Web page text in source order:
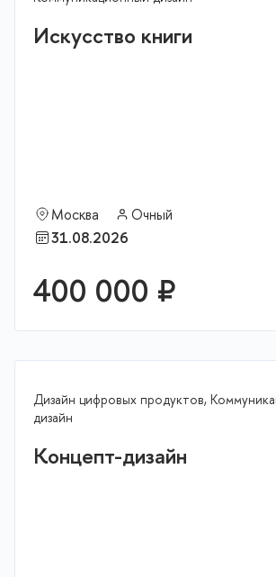
Искусство книги
Москва
Очный
31.08.2026
400 000 ₽
Дизайн цифровых продуктов,
дизайн
Концепт-дизайн